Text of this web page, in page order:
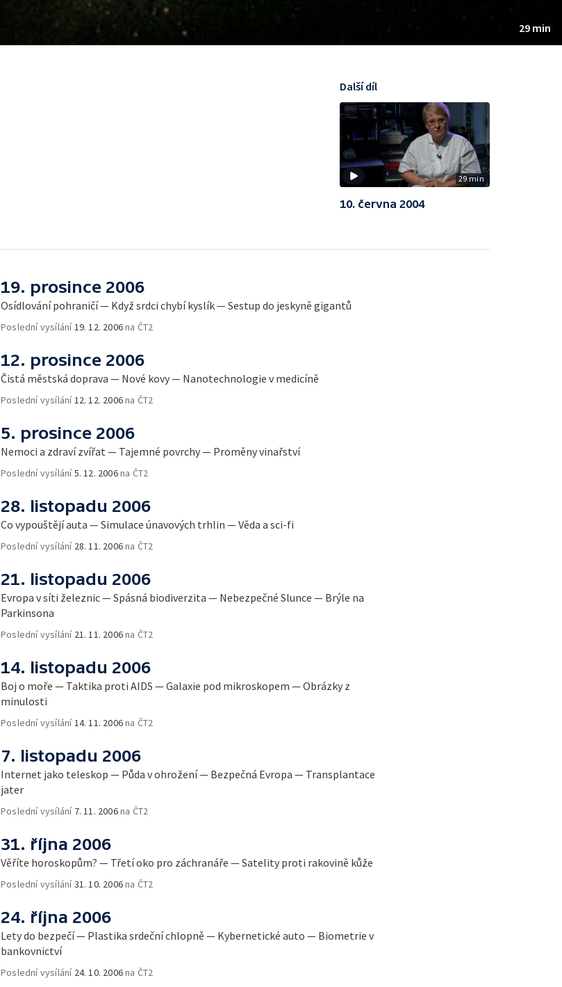
29 min
29 min
Další díl
10. června 2004
19. prosince 2006
Osídlování pohraničí — Když srdci chybí kyslík — Sestup do jeskyně gigantů
Poslední vysílání 19. 12. 2006na ČT2
12. prosince 2006
Čistá městská doprava — Nové kovy — Nanotechnologie v medicíně
Poslední vysílání 12. 12. 2006na ČT2
5. prosince 2006
Nemoci a zdraví zvířat — Tajemné povrchy — Proměny vinařství
Poslední vysílání5. 12. 2006na ČT2
28. listopadu 2006
Co vypouštějí auta — Simulace únavových trhlin — Věda a sci-fi
Poslední vysílání 28. 11. 2006na ČT2
21. listopadu 2006
Evropa v síti železnic — Spásná biodiverzita — Nebezpečné Slunce — Brýle na
Parkinsona
Poslední vysílání 21. 11. 2006na ČT2
14. listopadu 2006
Boj o moře — Taktika proti AIDS — Galaxie pod mikroskopem — Obrázky z
minulosti
Poslední vysílání 14. 11. 2006na ČT2
7. listopadu 2006
Internet jako teleskop — Půda v ohrožení — Bezpečná Evropa — Transplantace
jater
Poslední vysílání 7. 11. 2006na ČT2
31. října 2006
Věříte horoskopům? — Třetí oko pro záchranáře — Satelity proti rakovině kůže
Poslední vysílání31. 10. 2006na ČT2
24. října 2006
Lety do bezpečí — Plastika srdeční chlopně — Kybernetické auto — Biometrie v
bankovnictví
Poslední vysílání 24. 10. 2006na ČT2